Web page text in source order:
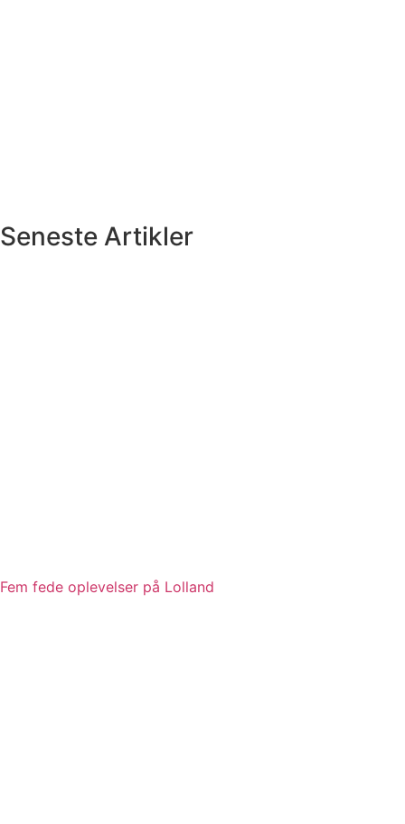
Seneste Artikler
Fem fede oplevelser på Lolland